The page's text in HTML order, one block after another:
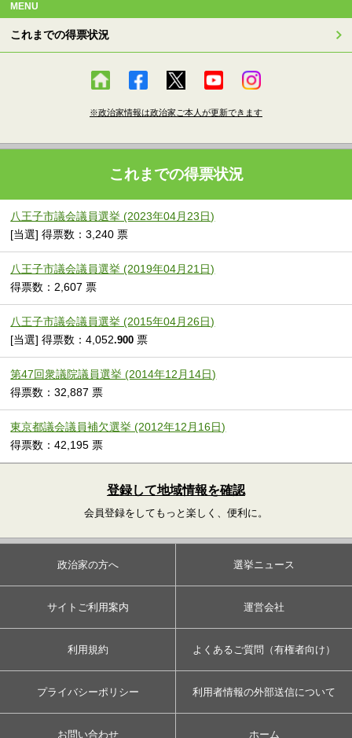
MENU
これまでの得票状況
※政治家情報は政治家ご本人が更新できます
これまでの得票状況
八王子市議会議員選挙 (2023年04月23日)
[当選] 得票数：3,240 票
八王子市議会議員選挙 (2019年04月21日)
得票数：2,607 票
八王子市議会議員選挙 (2015年04月26日)
[当選] 得票数：4,052.900 票
第47回衆議院議員選挙 (2014年12月14日)
得票数：32,887 票
東京都議会議員補欠選挙 (2012年12月16日)
得票数：42,195 票
登録して地域情報を確認
会員登録をしてもっと楽しく、便利に。
政治家の方へ 選挙ニュース
サイトご利用案内 運営会社
利用規約 よくあるご質問（有権者向け）
プライバシーポリシー 利用者情報の外部送信について
お問い合わせ ホーム